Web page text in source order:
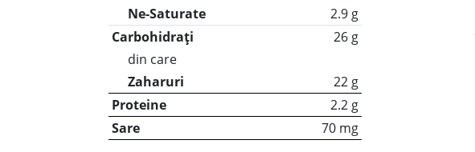
Ne-Saturate
2.9 g
Carbohidrați
26 g
din care
Zaharuri
22 g
Proteine
2.2 g
Sare
70 mg